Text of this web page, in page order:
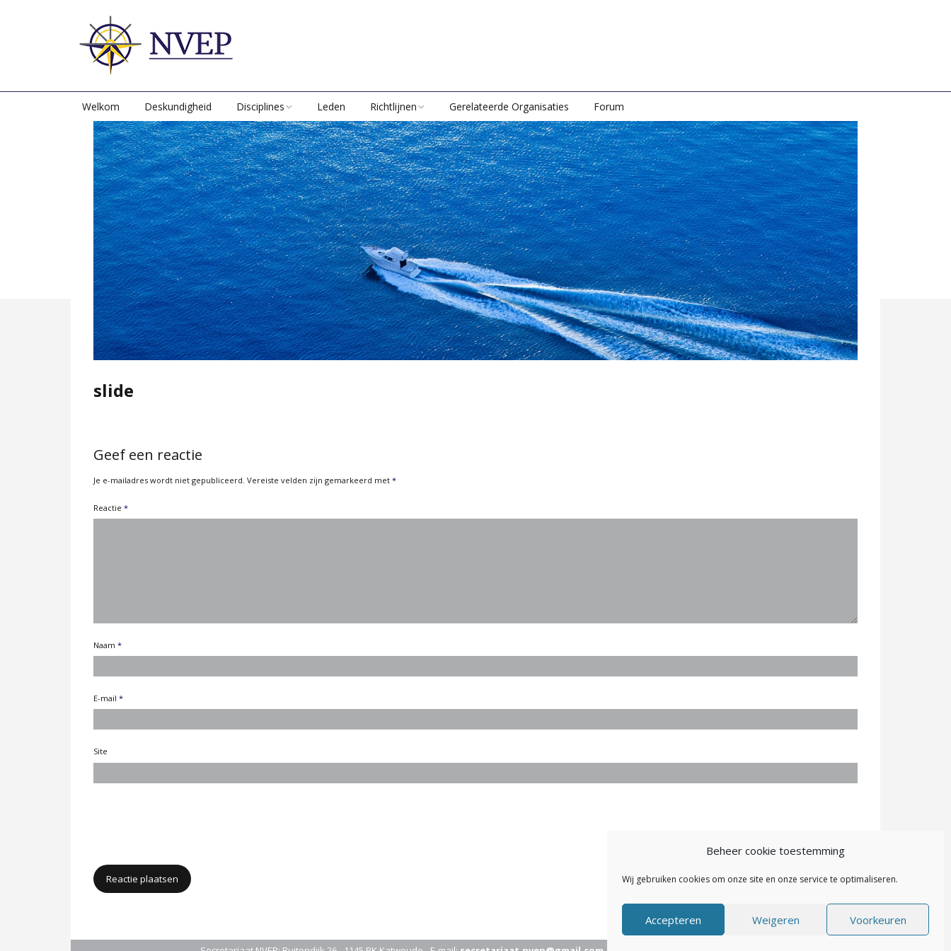
Beheer cookie toestemming
Wij gebruiken cookies om onze site en onze service te optimaliseren.
Accepteren Weigeren Voorkeuren
Welkom Deskundigheid Disciplines
Aan- en
Verkoopkeuringen
Bouwtoezicht /
projectmanagement
Schade-expertise
Leden Richtlijnen
Waardebepaling Tuigage
Waardebepaling
Scheepsmotoren
Waardebepaling Accu’s
Waardebepaling
Scheepsuitrusting
Richtlijn afschrijving op
Verfsystemen
Gerelateerde Organisaties Forum
slide
Geef een reactie
Je e-mailadres wordt niet gepubliceerd. Vereiste velden zijn gemarkeerd met *
Reactie *
Naam *
E-mail *
Site